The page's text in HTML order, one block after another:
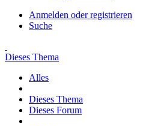
Anmelden oder registrieren
Suche
Dieses Thema
Alles
Dieses Thema
Dieses Forum